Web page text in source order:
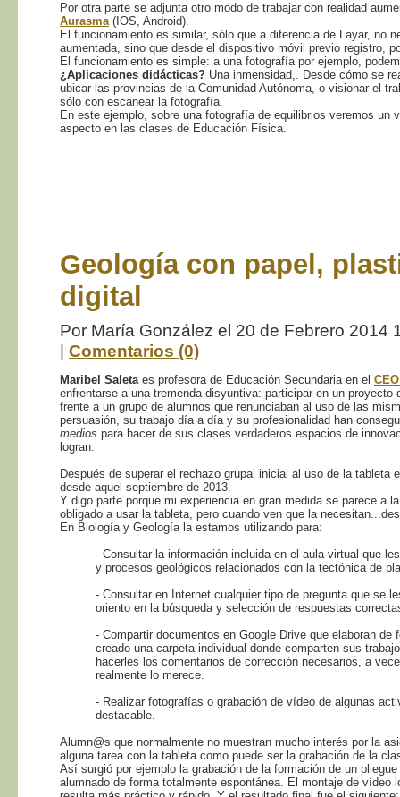
Por otra parte se adjunta otro modo de trabajar con realidad
Aurasma(IOS, Android).
El funcionamiento es similar, sólo que a diferencia de Layar, no
aumentada, sino que desde el dispositivo móvil previo registro,
El funcionamiento es simple: a una fotografía por ejemplo,
¿Aplicaciones didácticas? Una inmensidad,. Desde cómo se
ubicar las provincias de la Comunidad Autónoma, o visionar el
sólo con escanear la fotografía.
En este ejemplo, sobre una fotografía de equilibrios veremos un
aspecto en las clases de Educación Física.
Geología con papel,
digital
Por María González el 20 de Febrero 2014
| Comentarios (0)
Maribel Saleta es profesora de Educación Secundaria en el
enfrentarse a una tremenda disyuntiva: participar en un
frente a un grupo de alumnos que renunciaban al uso de las
persuasión, su trabajo día a día y su profesionalidad han
medios para hacer de sus clases verdaderos espacios de
logran:
Después de superar el rechazo grupal inicial al uso de la tableta
desde aquel septiembre de 2013.
Y digo parte porque mi experiencia en gran medida se parece a
obligado a usar la tableta, pero cuando ven que la
En Biología y Geología la estamos utilizando para:
- Consultar la información incluida en el aula virtual que
y procesos geológicos relacionados con la tectónica de
- Consultar en Internet cualquier tipo de pregunta que se
oriento en la búsqueda y selección de respuestas
- Compartir documentos en Google Drive que elaboran de
creado una carpeta individual donde comparten sus
hacerles los comentarios de corrección necesarios, a
realmente lo merece.
- Realizar fotografías o grabación de vídeo de algunas
destacable.
Alumn@s que normalmente no muestran mucho interés por la
alguna tarea con la tableta como puede ser la grabación de la
Así surgió por ejemplo la grabación de la formación de un
alumnado de forma totalmente espontánea. El montaje de vídeo